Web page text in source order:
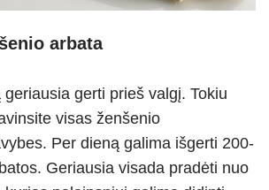
arbata
gerti prieš valgį. Tokiu
visas ženšenio
Per dieną galima išgerti 200-
Geriausia visada pradėti nuo